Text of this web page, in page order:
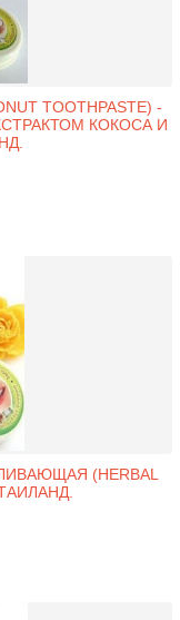
TOOTHPASTE) -
КОКОСА И
(HERBAL